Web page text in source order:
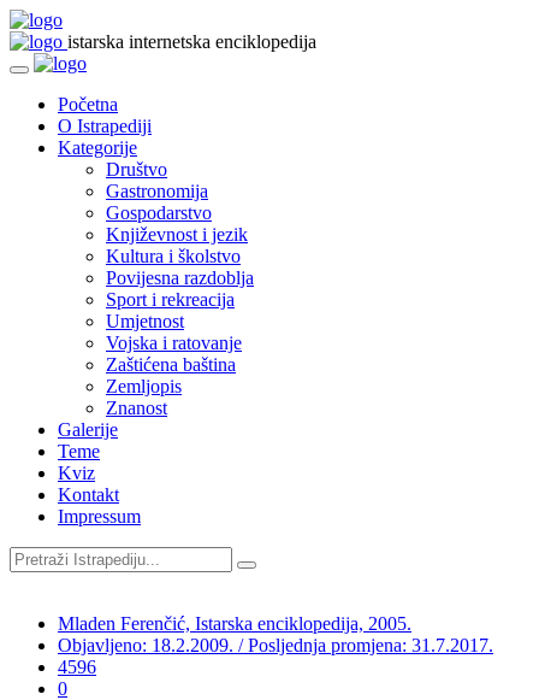
istarska internetska enciklopedija
Početna
O Istrapediji
Kategorije
Društvo
Gastronomija
Gospodarstvo
Književnost i jezik
Kultura i školstvo
Povijesna razdoblja
Sport i rekreacija
Umjetnost
Vojska i ratovanje
Zaštićena baština
Zemljopis
Znanost
Galerije
Teme
Kviz
Kontakt
Impressum
Mladen Ferenčić, Istarska enciklopedija, 2005.
Objavljeno: 18.2.2009. / Posljednja promjena: 31.7.2017.
4596
0